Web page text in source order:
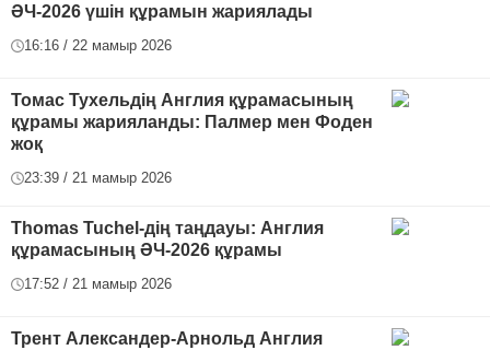
ӘЧ-2026 үшін құрамын жариялады
16:16 / 22 мамыр 2026
Томас Тухельдің Англия құрамасының
құрамы жарияланды: Палмер мен Фоден
жоқ
23:39 / 21 мамыр 2026
Thomas Tuchel-дің таңдауы: Англия
құрамасының ӘЧ-2026 құрамы
17:52 / 21 мамыр 2026
Трент Александер-Арнольд Англия